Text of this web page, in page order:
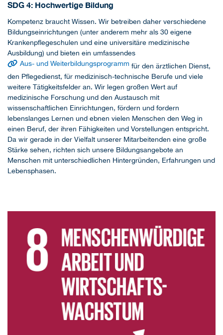
SDG 4: Hochwertige Bildung
Kompetenz braucht Wissen. Wir betreiben daher verschiedene
Bildungseinrichtungen (unter anderem mehr als 30 eigene
Krankenpflegeschulen und eine universitäre medizinische
Ausbildung) und bieten ein umfassendes
Aus- und Weiterbildungsprogramm für den ärztlichen Dienst,
den Pflegedienst, für medizinisch-technische Berufe und viele
weitere Tätigkeitsfelder an. Wir legen großen Wert auf
medizinische Forschung und den Austausch mit
wissenschaftlichen Einrichtungen, fördern und fordern
lebenslanges Lernen und ebnen vielen Menschen den Weg in
einen Beruf, der ihren Fähigkeiten und Vorstellungen entspricht.
Da wir gerade in der Vielfalt unserer Mitarbeitenden eine große
Stärke sehen, richten sich unsere Bildungsangebote an
Menschen mit unterschiedlichen Hintergründen, Erfahrungen und
Lebensphasen.